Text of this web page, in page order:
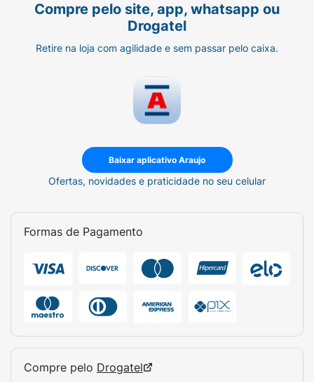
Compre pelo site, app, whatsapp ou
Drogatel
Retire na loja com agilidade e sem passar pelo caixa.
Baixar aplicativo Araujo
Ofertas, novidades e praticidade no seu celular
Formas de Pagamento
Compre pelo Drogatel